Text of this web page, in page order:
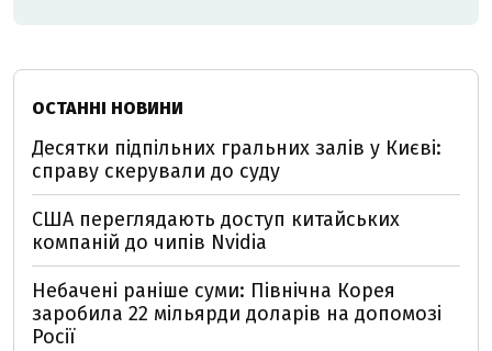
ОСТАННІ НОВИНИ
Десятки підпільних гральних залів у Києві:
справу скерували до суду
США переглядають доступ китайських
компаній до чипів Nvidia
Небачені раніше суми: Північна Корея
заробила 22 мільярди доларів на допомозі
Росії